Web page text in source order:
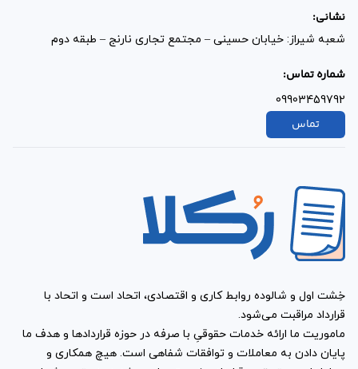
شرایط دقیق نحوه پرداخت اجاره اتاق به طور کامل و
در خصوص جریمه تاخیر در پرداخت اجاره بها و همچنین
تاخیر در بازپرداخت پولِ پیش (رهن) راه حل ارائه شده
است.
نشانی:
شعبه شیراز: خیابان حسینی – مجتمع تجاری نارنج – طبقه دوم
شماره تماس:
09903459792
تماس
خِشت اول و شالوده روابط کاری و اقتصادی، اتحاد است و اتحاد با
قرارداد مراقبت می‌شود.
ماموریت ما ارائه خدمات حقوقیِ با صرفه در حوزه قراردادها و هدف ما
پایان دادن به معاملات و توافقات شفاهی است. هیچ همکاری و